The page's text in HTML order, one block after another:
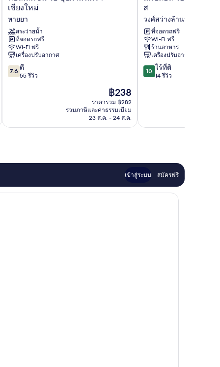
คชั่น
บุปผา
มน
ตรา
เชียงใหม่
หาย
ยา
เชียงใหม่
หายยา
สระว่ายน้ำ
ที่จอดรถฟรี
Wi-Fi ฟรี
เครื่องปรับอากาศ
7.6
จาก
7.6 ดี
55 รีวิว
ราคา
ปัจจุบัน
คือ
฿238
฿238
ราคารวม ฿282
รวมภาษีและค่าธรรมเนียม
23 ส.ค. - 24 ส.ค.
ปิ
ตอล
โอ
75422
มิล
เลียน
พิล
โลว์
ส
ส
วงศ์สว่างล้านนาวิลล์
ที่จอดรถฟรี
Wi-Fi ฟรี
ร้านอาหาร
เครื่องปรับอากาศ
10.0
จาก
รีวิว
10 ไร้ที่ติ
14 รีวิว
เข้าสู่ระบบ สมัครฟรี